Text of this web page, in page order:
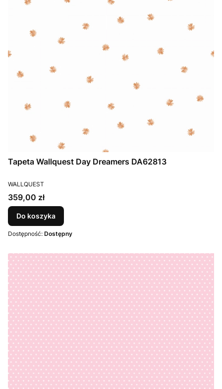
Tapeta Wallquest Day Dreamers DA62813
PRODUCENT
WALLQUEST
Cena
359,00 zł
Do koszyka
Dostępność: Dostępny